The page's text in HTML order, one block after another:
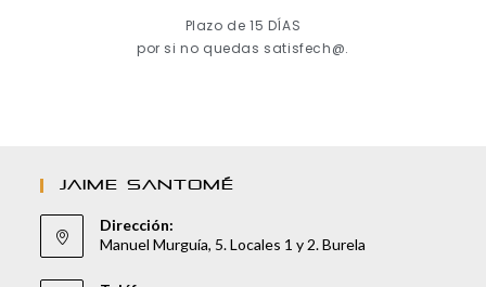
Plazo de 15 DÍAS
por si no quedas satisfech@.
JAIME SANTOMÉ
Dirección:
Manuel Murguía, 5. Locales 1 y 2. Burela